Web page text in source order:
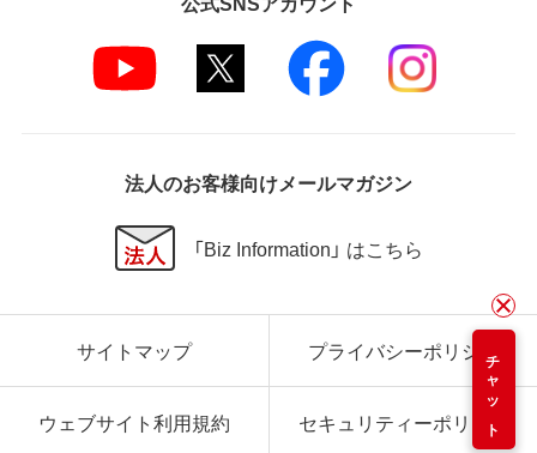
チャット
法人のお客様向けメールマガジン
「Biz Information」 はこちら
サイトマップ プライバシーポリシー
ウェブサイト利用規約 セキュリティーポリシー